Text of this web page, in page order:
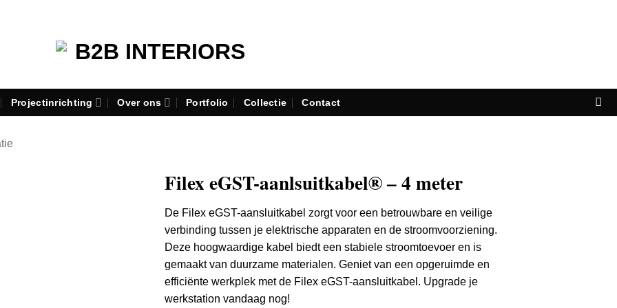
Projectinrichting Over ons Portfolio Collectie Contact
Filex eGST-aanlsuitkabel® – 4 meter
De Filex eGST-aansluitkabel zorgt voor een betrouwbare en veilige
verbinding tussen je elektrische apparaten en de stroomvoorziening.
Deze hoogwaardige kabel biedt een stabiele stroomtoevoer en is
gemaakt van duurzame materialen. Geniet van een opgeruimde en
efficiënte werkplek met de Filex eGST-aansluitkabel. Upgrade je
werkstation vandaag nog!